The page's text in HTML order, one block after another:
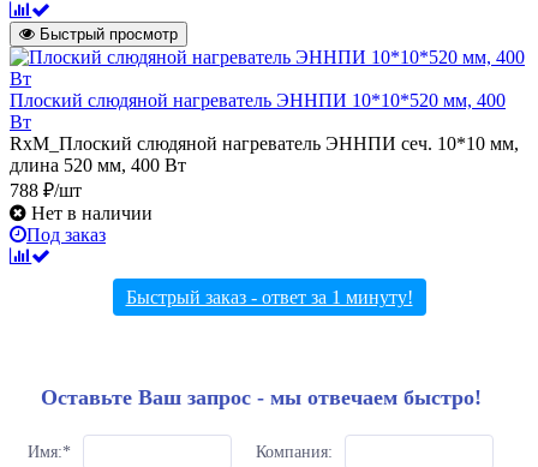
Быстрый просмотр
Плоский слюдяной нагреватель ЭННПИ 10*10*520 мм, 400
Вт
RxM_Плоский слюдяной нагреватель ЭННПИ сеч. 10*10 мм,
длина 520 мм, 400 Вт
788 ₽/шт
Нет в наличии
Под заказ
Быстрый заказ - ответ за 1 минуту!
Оставьте Ваш запрос - мы отвечаем быстро!
Имя:* Компания: